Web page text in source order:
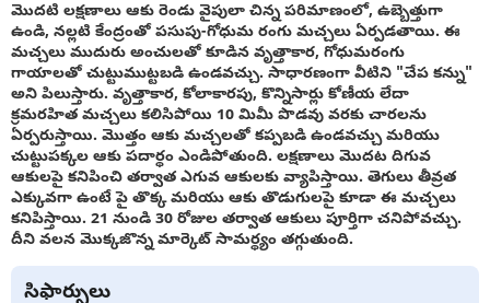
మొదటి లక్షణాలు ఆకు రెండు వైపులా చిన్న పరిమాణంలో, ఉబ్బెత్తుగా
ఉండి, నల్లటి కేంద్రంతో పసుపు-గోధుమ రంగు మచ్చలు ఏర్పడతాయి. ఈ
మచ్చలు ముదురు అంచులతో కూడిన వృత్తాకార, గోధుమరంగు
గాయాలతో చుట్టుముట్టబడి ఉండవచ్చు. సాధారణంగా వీటిని "చేప కన్ను"
అని పిలుస్తారు. వృత్తాకార, కోలాకారపు, కొన్నిసార్లు కోణీయ లేదా
క్రమరహిత మచ్చలు కలిసిపోయి 10 మిమీ పొడవు వరకు చారలను
ఏర్పరుస్తాయి. మొత్తం ఆకు మచ్చలతో కప్పబడి ఉండవచ్చు మరియు
చుట్టుపక్కల ఆకు పదార్థం ఎండిపోతుంది. లక్షణాలు మొదట దిగువ
ఆకులపై కనిపించి తర్వాత ఎగువ ఆకులకు వ్యాపిస్తాయి. తెగులు తీవ్రత
ఎక్కువగా ఉంటే పై తొక్క మరియు ఆకు తొడుగులపై కూడా ఈ మచ్చలు
కనిపిస్తాయి. 21 నుండి 30 రోజుల తర్వాత ఆకులు పూర్తిగా చనిపోవచ్చు.
దీని వలన మొక్కజొన్న మార్కెట్ సామర్థ్యం తగ్గుతుంది.
సిఫార్సులు